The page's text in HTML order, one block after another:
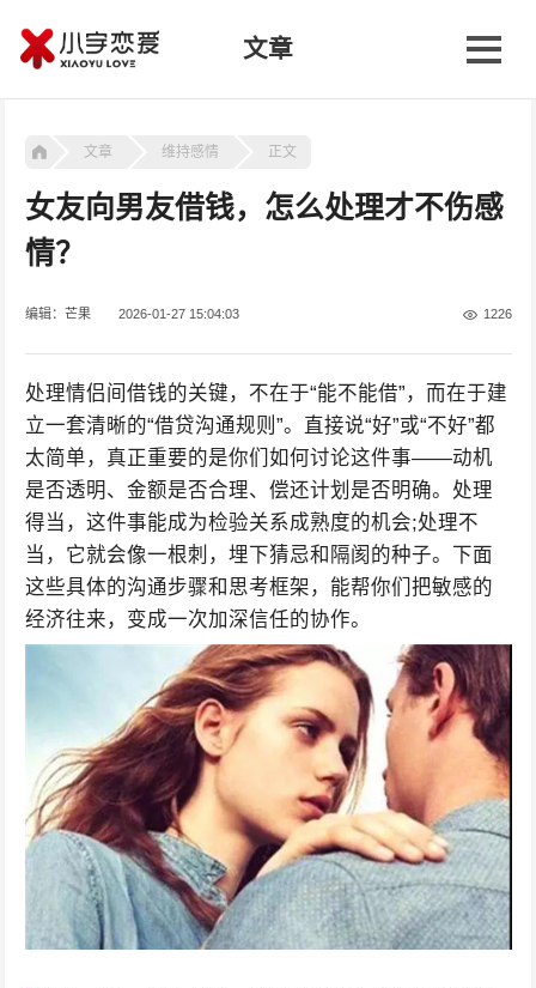
文章
文章 维持感情 正文
女友向男友借钱，怎么处理才不伤感
情？
编辑：芒果 2026-01-27 15:04:03 1226
处理情侣间借钱的关键，不在于“能不能借”，而在于建
立一套清晰的“借贷沟通规则”。直接说“好”或“不好”都
太简单，真正重要的是你们如何讨论这件事——动机
是否透明、金额是否合理、偿还计划是否明确。处理
得当，这件事能成为检验关系成熟度的机会;处理不
当，它就会像一根刺，埋下猜忌和隔阂的种子。下面
这些具体的沟通步骤和思考框架，能帮你们把敏感的
经济往来，变成一次加深信任的协作。